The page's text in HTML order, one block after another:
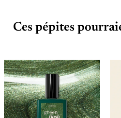
Ces pépites